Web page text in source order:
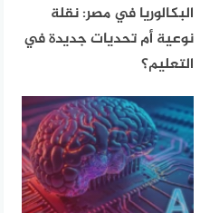
البكالوريا في مصر: نقلة
نوعية أم تحديات جديدة في
التعليم؟